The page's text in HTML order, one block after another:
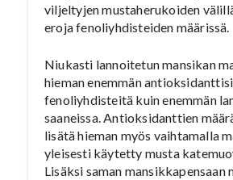
viljeltyjen mustaherukoiden
eroja fenoliyhdisteiden määrissä.
Niukasti lannoitetun mansikan
hieman enemmän
fenoliyhdisteitä kuin enemmän
saaneissa. Antioksidanttien
lisätä hieman myös vaihtamalla
yleisesti käytetty musta
Lisäksi saman mansikkapensaan